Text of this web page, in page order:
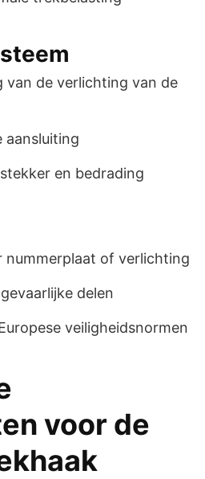
van de verlichting van de
aansluiting
en bedrading
nummerplaat of verlichting
delen
veiligheidsnormen
voor de